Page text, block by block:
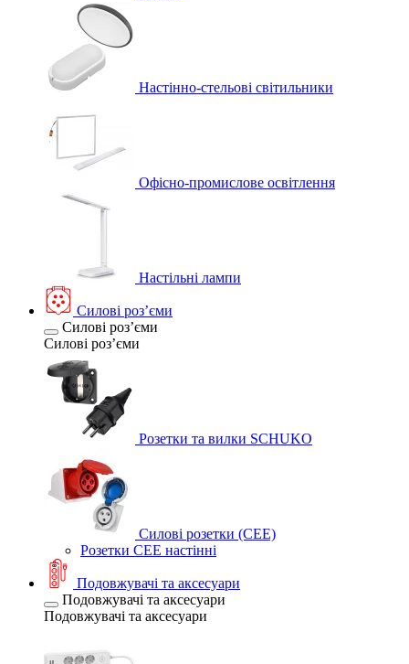
Настінно-стельові світильники
Офісно-промислове освітлення
Настільні лампи
Силові розʼєми
Силові розʼєми
Силові розʼєми
Розетки та вилки SCHUKO
Силові розетки (CEE)
Розетки CEE настінні
Подовжувачі та аксесуари
Подовжувачі та аксесуари
Подовжувачі та аксесуари